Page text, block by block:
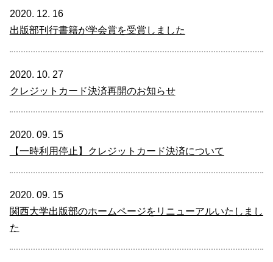
2020. 12. 16
出版部刊行書籍が学会賞を受賞しました
2020. 10. 27
クレジットカード決済再開のお知らせ
2020. 09. 15
【一時利用停止】クレジットカード決済について
2020. 09. 15
関西大学出版部のホームページをリニューアルいたしまし
た